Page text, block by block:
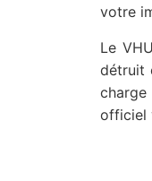
votre
Le
détruit
charge
officiel